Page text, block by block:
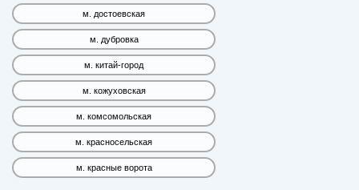
м. достоевская
м. дубровка
м. китай-город
м. кожуховская
м. комсомольская
м. красносельская
м. красные ворота